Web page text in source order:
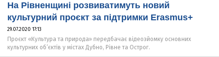
На Рівненщині розвиватимуть новий
культурний проєкт за підтримки Erasmus+
29.07.2020 17:13
Проєкт «Культура та природа» передбачає відеозйомку основних
культурних об’єктів у містах Дубно, Рівне та Острог.